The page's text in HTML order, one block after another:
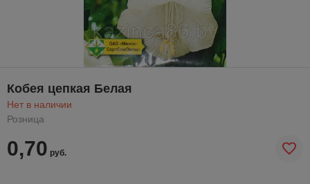
Кобея цепкая Белая
Нет в наличии
Розница
0,70 руб.